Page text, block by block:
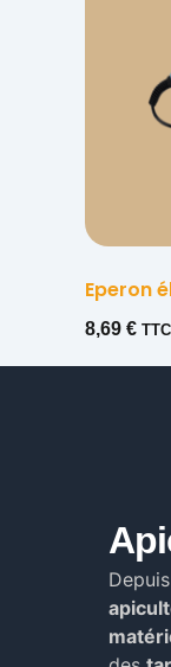
Eperon
8,69 € TTC